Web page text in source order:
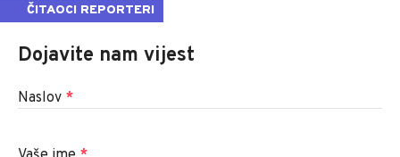
ČITAOCI REPORTERI
Dojavite nam vijest
Naslov *